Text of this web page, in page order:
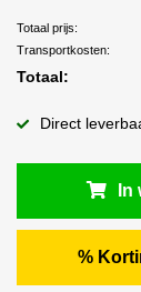
Totaal prijs:
Transportkosten:
Totaal:
Direct
%